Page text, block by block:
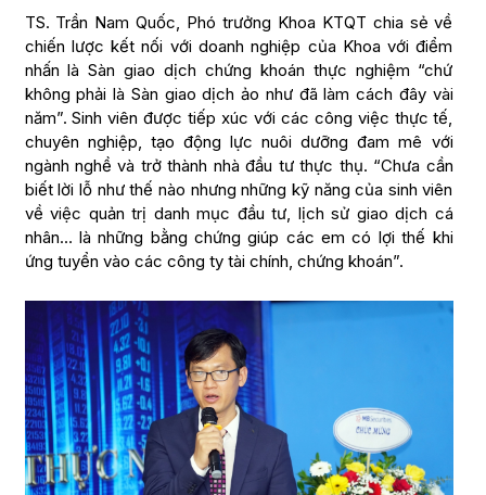
TS. Trần Nam Quốc, Phó trưởng Khoa KTQT chia sẻ về
chiến lược kết nối với doanh nghiệp của Khoa với điểm
nhấn là Sàn giao dịch chứng khoán thực nghiệm “chứ
không phải là Sàn giao dịch ảo như đã làm cách đây vài
năm”. Sinh viên được tiếp xúc với các công việc thực tế,
chuyên nghiệp, tạo động lực nuôi dưỡng đam mê với
ngành nghề và trở thành nhà đầu tư thực thụ. “Chưa cần
biết lời lỗ như thế nào nhưng những kỹ năng của sinh viên
về việc quản trị danh mục đầu tư, lịch sử giao dịch cá
nhân… là những bằng chứng giúp các em có lợi thế khi
ứng tuyển vào các công ty tài chính, chứng khoán”.